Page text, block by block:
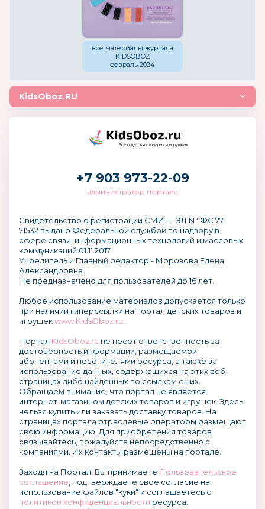
все материалы журнала
KIDSOBOZ
февраль 2024
KidsOboz.RU
Всё о детских товарах и игрушках
+7 903 973-22-09
администратор портала
Свидетельство о регистрации СМИ — ЭЛ № ФС 77–
71532 выдано Федеральной службой по надзору в
сфере связи, информационных технологий и массовых
коммуникаций 01.11.2017.
Учредитель и Главный редактор - Морозова Елена
Александровна.
Не предназначено для пользователей до 16 лет.
Любое использование материалов допускается только
при наличии гиперссылки на портал детских товаров и
игрушекwww.KidsOboz.ru
Портал KidsOboz.ru не несет ответственность за
достоверность информации, размещаемой
абонентами и посетителями ресурса, а также за
использование данных, содержащихся на этих веб-
страницах либо найденных по ссылкам с них.
Обращаем внимание, что портал не является
интернет-магазином детских товаров и игрушек. Здесь
нельзя купить или заказать доставку товаров. На
страницах портала отраслевые операторы размещают
свою информацию. Для приобретения товаров
связывайтесь, пожалуйста непосредственно с
компаниями. Их контакты размещены на портале.
Заходя на Портал, Вы принимаете Пользовательское
соглашение , подтверждаете свое согласие на
использование файлов "куки" и соглашаетесь с
политикой конфиденциальности ресурса.